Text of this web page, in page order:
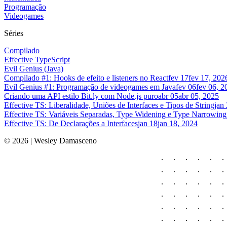
Programação
Videogames
Séries
Compilado
Effective TypeScript
Evil Genius (Java)
Compilado #1: Hooks de efeito e listeners no Reactfev 17fev 17,
Evil Genius #1: Programação de videogames em Javafev 06fev 06,
Criando uma API estilo Bit.ly com Node.js puroabr 05abr 05, 2025
Effective TS: Liberalidade, Uniões de Interfaces e Tipos de Stringjan
Effective TS: Variáveis Separadas, Type Widening e Type Narrowing
Effective TS: De Declarações a Interfacesjan 18jan 18, 2024
© 2026 | Wesley Damasceno